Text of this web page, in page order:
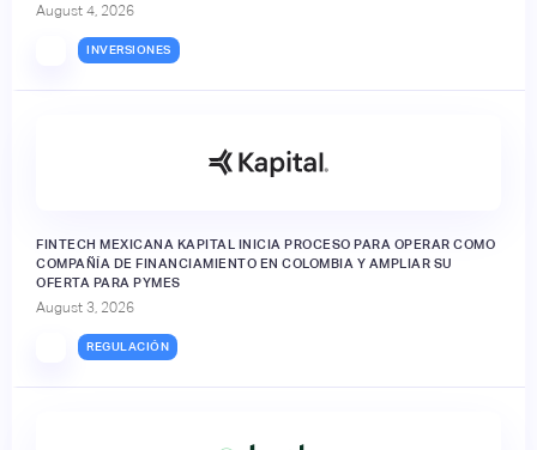
August 4, 2026
INVERSIONES
FINTECH MEXICANA KAPITAL INICIA PROCESO PARA OPERAR COMO
COMPAÑÍA DE FINANCIAMIENTO EN COLOMBIA Y AMPLIAR SU
OFERTA PARA PYMES
August 3, 2026
REGULACIÓN